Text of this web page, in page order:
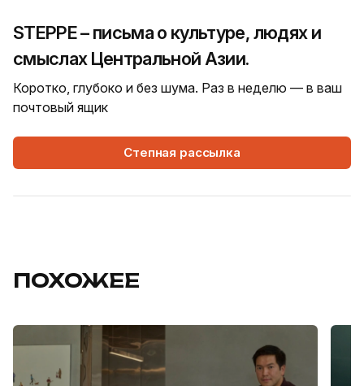
STEPPE – письма о культуре, людях и
смыслах Центральной Азии.
Коротко, глубоко и без шума. Раз в неделю — в ваш
почтовый ящик
Степная рассылка
ПОХОЖЕЕ